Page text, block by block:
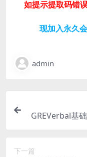
如提示提取码错
现加入永久
admin
GREVerbal基
下一篇